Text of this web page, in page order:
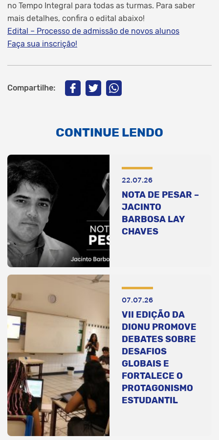
no Tempo Integral para todas as turmas. Para saber
mais detalhes, confira o edital abaixo!
Edital – Processo de admissão de novos alunos
Faça sua inscrição!
Compartilhe:
CONTINUE LENDO
22.07.26
NOTA DE PESAR –
JACINTO
BARBOSA LAY
CHAVES
07.07.26
VII EDIÇÃO DA
DIONU PROMOVE
DEBATES SOBRE
DESAFIOS
GLOBAIS E
FORTALECE O
PROTAGONISMO
ESTUDANTIL